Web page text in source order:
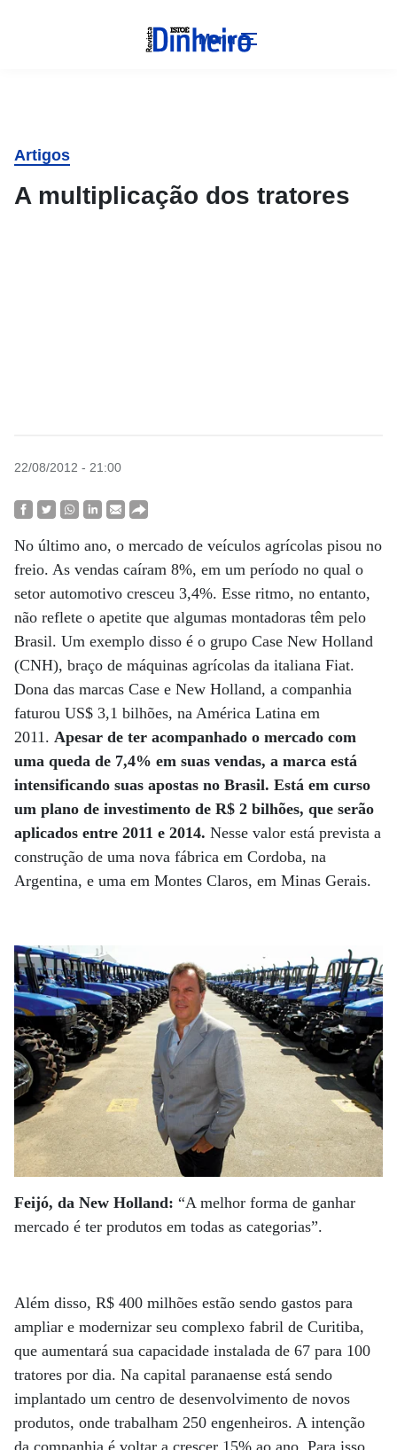
Menu
Artigos
A multiplicação dos tratores
22/08/2012 - 21:00
No último ano, o mercado de veículos agrícolas pisou no
freio. As vendas caíram 8%, em um período no qual o
setor automotivo cresceu 3,4%. Esse ritmo, no entanto,
não reflete o apetite que algumas montadoras têm pelo
Brasil. Um exemplo disso é o grupo Case New Holland
(CNH), braço de máquinas agrícolas da italiana Fiat.
Dona das marcas Case e New Holland, a companhia
faturou US$ 3,1 bilhões, na América Latina em
2011. Apesar de ter acompanhado o mercado com
uma queda de 7,4% em suas vendas, a marca está
intensificando suas apostas no Brasil. Está em curso
um plano de investimento de R$ 2 bilhões, que serão
aplicados entre 2011 e 2014. Nesse valor está prevista a
construção de uma nova fábrica em Cordoba, na
Argentina, e uma em Montes Claros, em Minas Gerais.
Feijó, da New Holland: “A melhor forma de ganhar
mercado é ter produtos em todas as categorias”.
Além disso, R$ 400 milhões estão sendo gastos para
ampliar e modernizar seu complexo fabril de Curitiba,
que aumentará sua capacidade instalada de 67 para 100
tratores por dia. Na capital paranaense está sendo
implantado um centro de desenvolvimento de novos
produtos, onde trabalham 250 engenheiros. A intenção
da companhia é voltar a crescer 15% ao ano. Para isso,